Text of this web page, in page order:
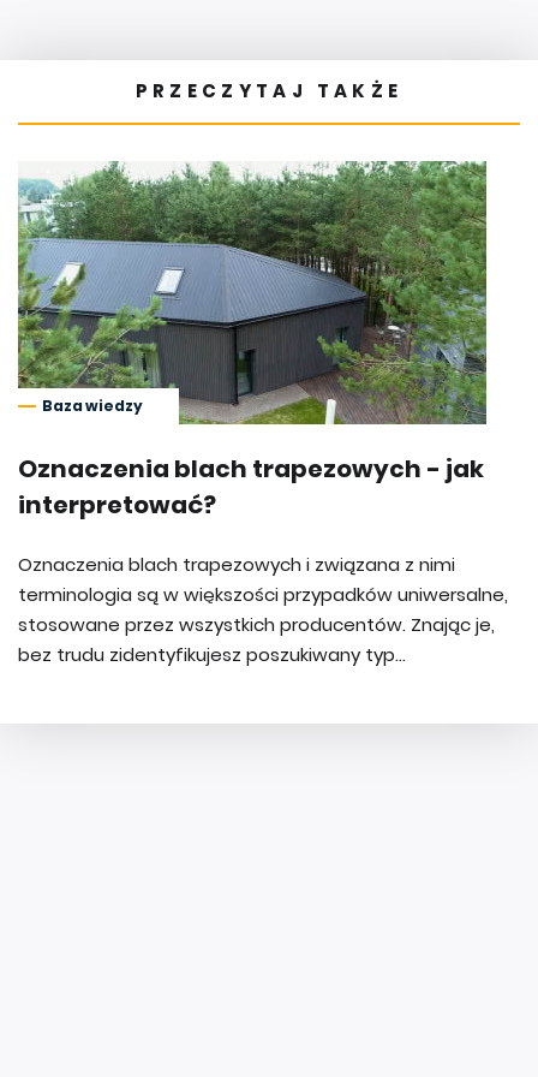
PRZECZYTAJ TAKŻE
Baza wiedzy
Oznaczenia blach trapezowych - jak
interpretować?
Oznaczenia blach trapezowych i związana z nimi
terminologia są w większości przypadków uniwersalne,
stosowane przez wszystkich producentów. Znając je,
bez trudu zidentyfikujesz poszukiwany typ...